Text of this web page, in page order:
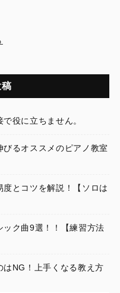
役に立ちません。
びるオススメのピアノ教室
とコツを解説！【ソロは
ク曲9選！！【練習方法
はNG！上手くなる教え方